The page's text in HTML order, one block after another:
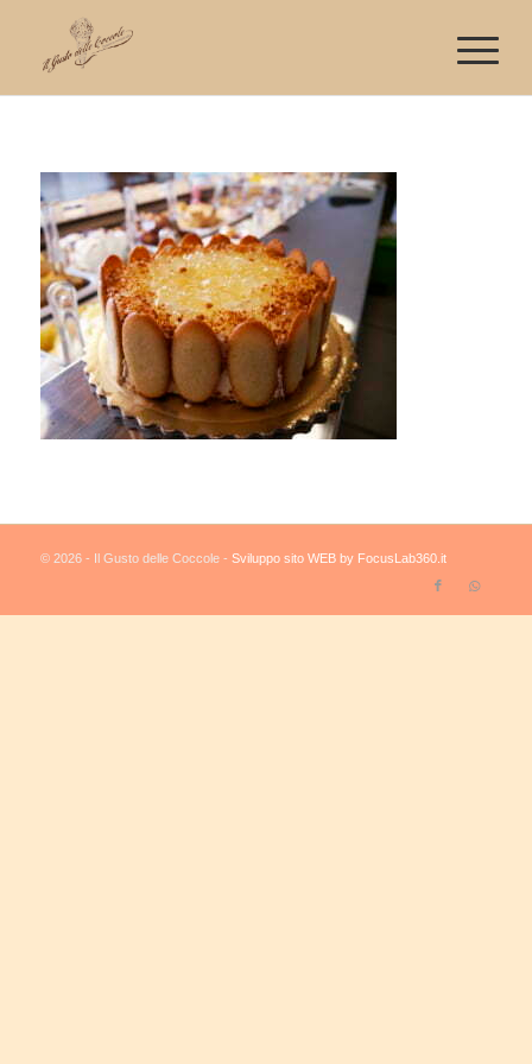
© 2026 - Il Gusto delle Coccole - Sviluppo sito WEB by FocusLab360.it